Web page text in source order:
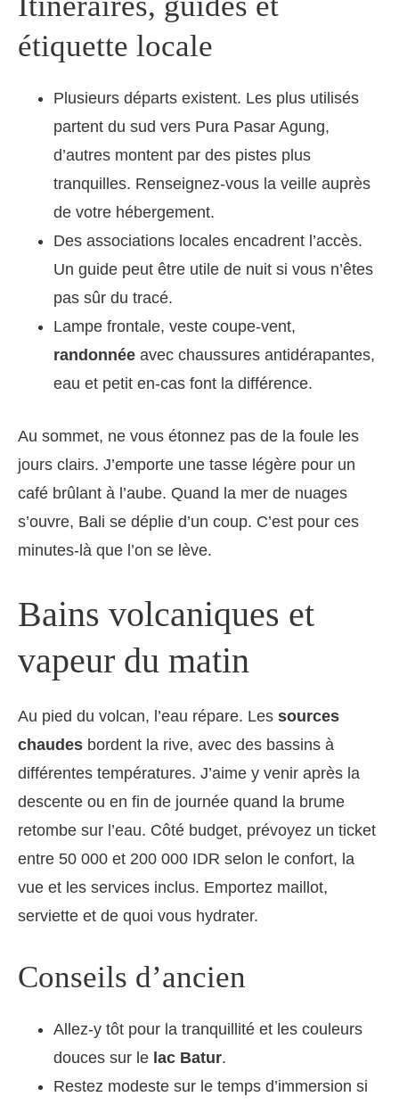
étiquette locale
Plusieurs départs existent. Les plus utilisés
partent du sud vers Pura Pasar Agung,
d’autres montent par des pistes plus
tranquilles. Renseignez-vous la veille auprès
de votre hébergement.
Des associations locales encadrent l’accès.
Un guide peut être utile de nuit si vous n’êtes
pas sûr du tracé.
Lampe frontale, veste coupe-vent,
randonnée avec chaussures antidérapantes,
eau et petit en-cas font la différence.
Au sommet, ne vous étonnez pas de la foule les
jours clairs. J’emporte une tasse légère pour un
café brûlant à l’aube. Quand la mer de nuages
s’ouvre, Bali se déplie d’un coup. C’est pour ces
minutes-là que l’on se lève.
Bains volcaniques et
vapeur du matin
Au pied du volcan, l’eau répare. Les sources
chaudes bordent la rive, avec des bassins à
différentes températures. J’aime y venir après la
descente ou en fin de journée quand la brume
retombe sur l’eau. Côté budget, prévoyez un ticket
entre 50 000 et 200 000 IDR selon le confort, la
vue et les services inclus. Emportez maillot,
serviette et de quoi vous hydrater.
Conseils d’ancien
Allez-y tôt pour la tranquillité et les couleurs
douces sur le lac Batur.
Restez modeste sur le temps d’immersion si